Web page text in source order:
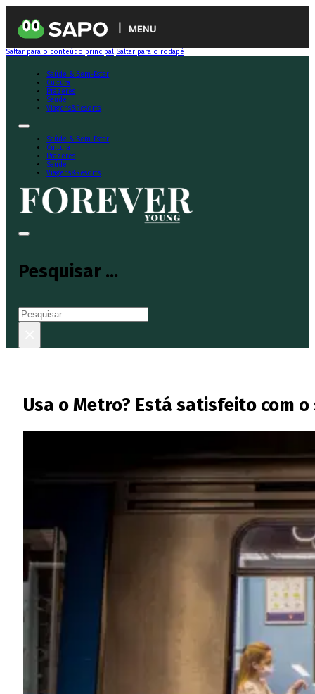
MENU
Saltar para o conteúdo principal Saltar para o rodapé
Saúde & Bem-Estar
Cultura
Prazeres
Saúde
Viagens&Resorts
Saúde & Bem-Estar
Cultura
Prazeres
Saúde
Viagens&Resorts
Pesquisar ...
Pesquisar
Usa o Metro? Está satisfeito com